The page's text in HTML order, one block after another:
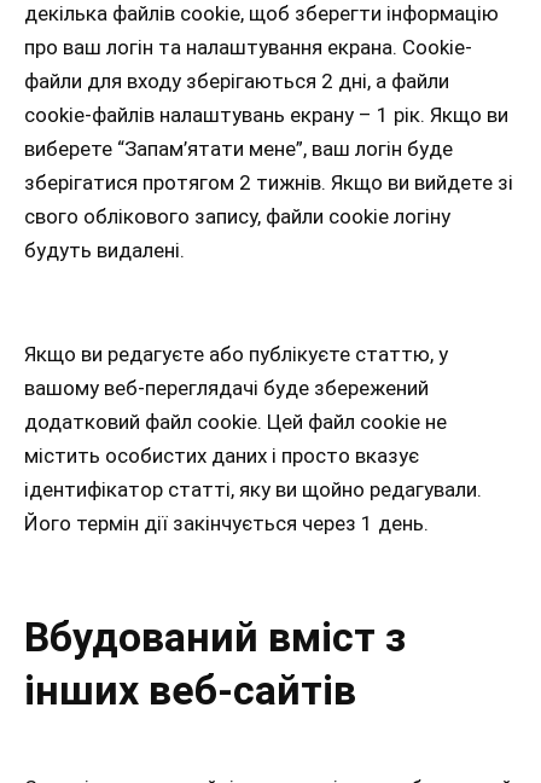
декілька файлів cookie, щоб зберегти інформацію
про ваш логін та налаштування екрана. Cookie-
файли для входу зберігаються 2 дні, а файли
cookie-файлів налаштувань екрану – 1 рік. Якщо ви
виберете “Запам’ятати мене”, ваш логін буде
зберігатися протягом 2 тижнів. Якщо ви вийдете зі
свого облікового запису, файли cookie логіну
будуть видалені.
Якщо ви редагуєте або публікуєте статтю, у
вашому веб-переглядачі буде збережений
додатковий файл cookie. Цей файл cookie не
містить особистих даних і просто вказує
ідентифікатор статті, яку ви щойно редагували.
Його термін дії закінчується через 1 день.
Вбудований вміст з
інших веб-сайтів